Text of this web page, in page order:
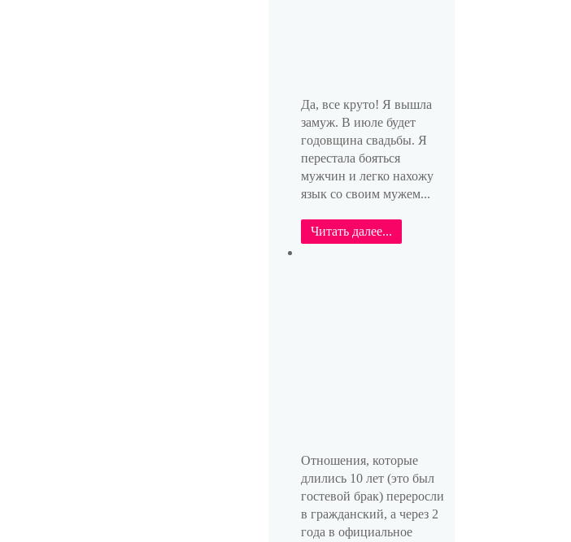
Да, все круто! Я вышла
замуж. В июле будет
годовщина свадьбы. Я
перестала бояться
мужчин и легко нахожу
язык со своим мужем...
Читать далее...
Отношения, которые
длились 10 лет (это был
гостевой брак) переросли
в гражданский, а через 2
года в официальное